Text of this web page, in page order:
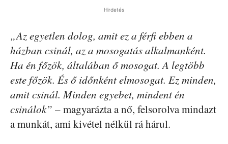
Hirdetés
„Az egyetlen dolog, amit ez a férfi ebben a
házban csinál, az a mosogatás alkalmanként.
Ha én főzök, általában ő mosogat. A legtöbb
este főzök. És ő időnként elmosogat. Ez minden,
amit csinál. Minden egyebet, mindent én
csinálok” – magyarázta a nő, felsorolva mindazt
a munkát, ami kivétel nélkül rá hárul.